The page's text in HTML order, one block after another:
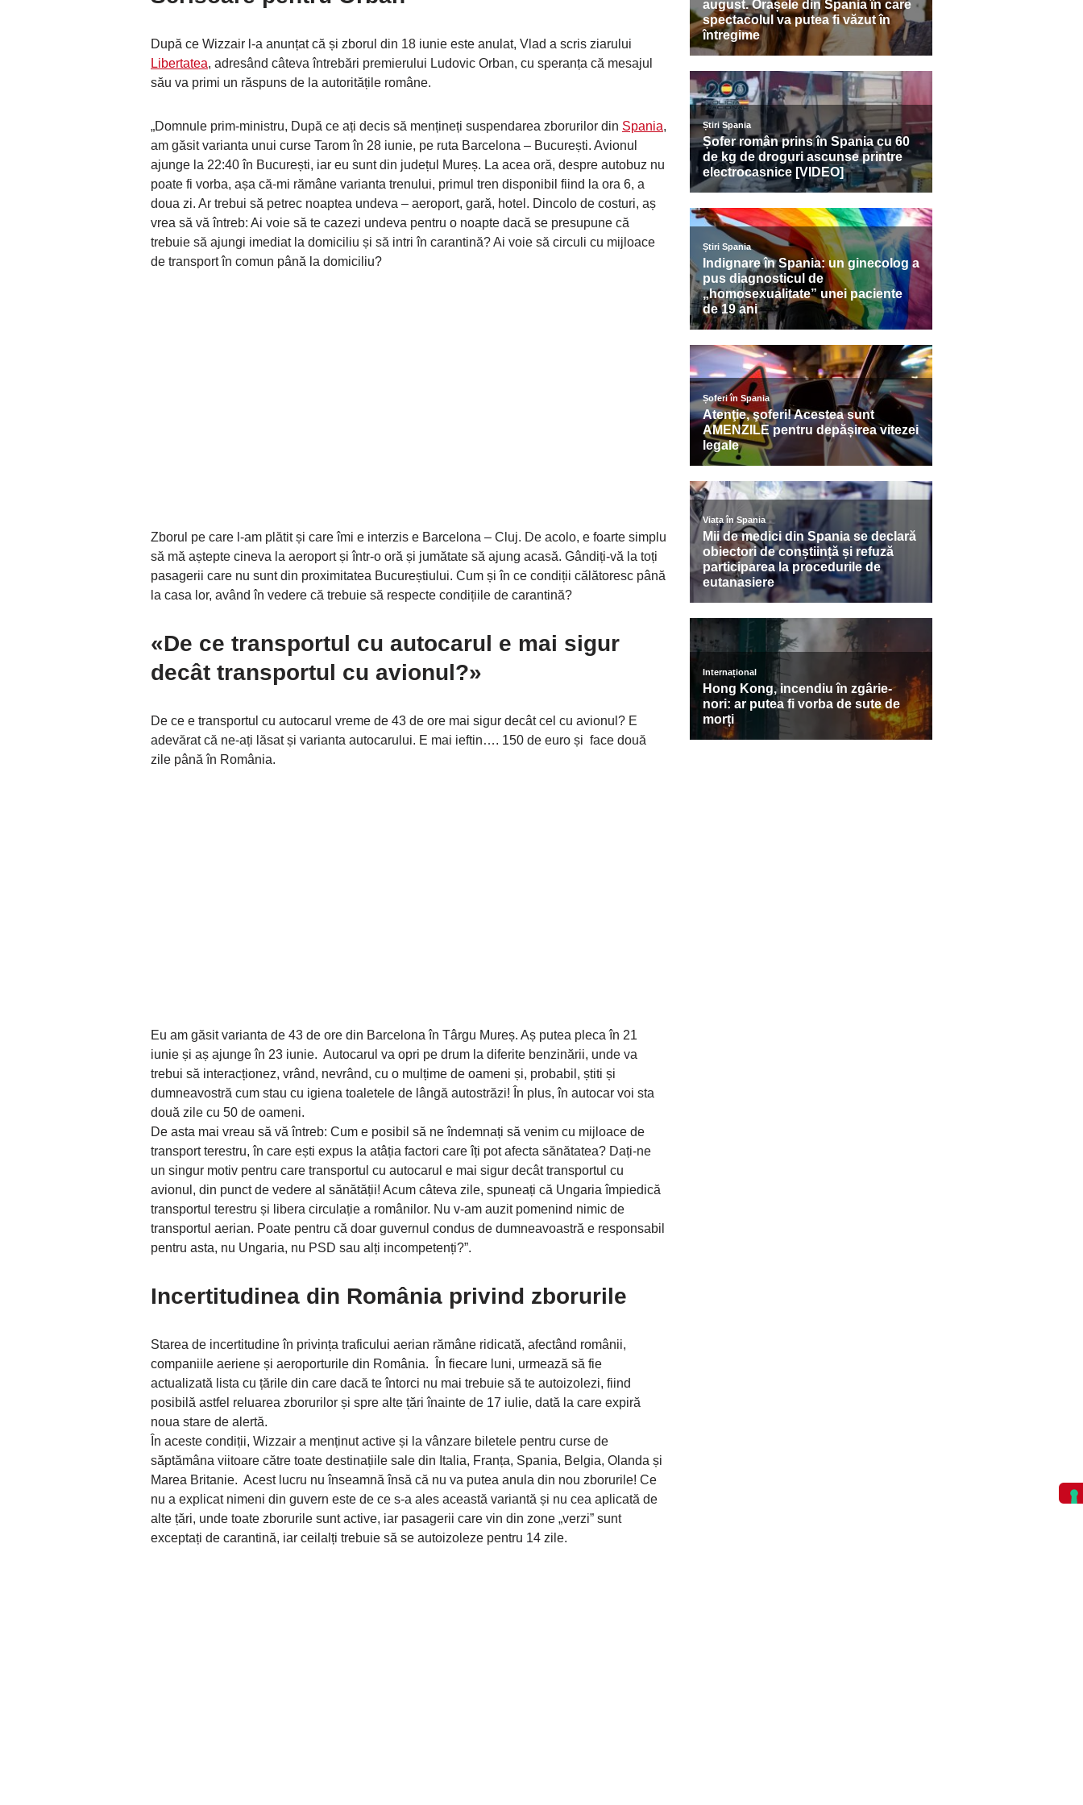
După ce Wizzair l-a anunțat că și zborul din 18 iunie este anulat, Vlad a scris ziarului
Libertatea, adresând câteva întrebări premierului Ludovic Orban, cu speranța că mesajul
său va primi un răspuns de la autoritățile române.
„Domnule prim-ministru, După ce ați decis să mențineți suspendarea zborurilor din Spania,
am găsit varianta unui curse Tarom în 28 iunie, pe ruta Barcelona – București. Avionul
ajunge la 22:40 în București, iar eu sunt din județul Mureș. La acea oră, despre autobuz nu
poate fi vorba, așa că-mi rămâne varianta trenului, primul tren disponibil fiind la ora 6, a
doua zi. Ar trebui să petrec noaptea undeva – aeroport, gară, hotel. Dincolo de costuri, aș
vrea să vă întreb: Ai voie să te cazezi undeva pentru o noapte dacă se presupune că
trebuie să ajungi imediat la domiciliu și să intri în carantină? Ai voie să circuli cu mijloace
de transport în comun până la domiciliu?
Zborul pe care l-am plătit și care îmi e interzis e Barcelona – Cluj. De acolo, e foarte simplu
să mă aștepte cineva la aeroport și într-o oră și jumătate să ajung acasă. Gândiți-vă la toți
pasagerii care nu sunt din proximitatea Bucureștiului. Cum și în ce condiții călătoresc până
la casa lor, având în vedere că trebuie să respecte condițiile de carantină?
«De ce transportul cu autocarul e mai sigur
decât transportul cu avionul?»
De ce e transportul cu autocarul vreme de 43 de ore mai sigur decât cel cu avionul? E
adevărat că ne-ați lăsat și varianta autocarului. E mai ieftin…. 150 de euro și face două
zile până în România.
Eu am găsit varianta de 43 de ore din Barcelona în Târgu Mureș. Aș putea pleca în 21
iunie și aș ajunge în 23 iunie. Autocarul va opri pe drum la diferite benzinării, unde va
trebui să interacționez, vrând, nevrând, cu o mulțime de oameni și, probabil, știti și
dumneavostră cum stau cu igiena toaletele de lângă autostrăzi! În plus, în autocar voi sta
două zile cu 50 de oameni.
De asta mai vreau să vă întreb: Cum e posibil să ne îndemnați să venim cu mijloace de
transport terestru, în care ești expus la atâția factori care îți pot afecta sănătatea? Dați-ne
un singur motiv pentru care transportul cu autocarul e mai sigur decât transportul cu
avionul, din punct de vedere al sănătății! Acum câteva zile, spuneați că Ungaria împiedică
transportul terestru și libera circulație a românilor. Nu v-am auzit pomenind nimic de
transportul aerian. Poate pentru că doar guvernul condus de dumneavoastră e responsabil
pentru asta, nu Ungaria, nu PSD sau alți incompetenți?”.
Incertitudinea din România privind zborurile
Starea de incertitudine în privința traficului aerian rămâne ridicată, afectând românii,
companiile aeriene și aeroporturile din România. În fiecare luni, urmează să fie
actualizată lista cu țările din care dacă te întorci nu mai trebuie să te autoizolezi, fiind
posibilă astfel reluarea zborurilor și spre alte țări înainte de 17 iulie, dată la care expiră
noua stare de alertă.
În aceste condiții, Wizzair a menținut active și la vânzare biletele pentru curse de
săptămâna viitoare către toate destinațiile sale din Italia, Franța, Spania, Belgia, Olanda și
Marea Britanie. Acest lucru nu înseamnă însă că nu va putea anula din nou zborurile! Ce
nu a explicat nimeni din guvern este de ce s-a ales această variantă și nu cea aplicată de
alte țări, unde toate zborurile sunt active, iar pasagerii care vin din zone „verzi” sunt
exceptați de carantină, iar ceilalți trebuie să se autoizoleze pentru 14 zile.